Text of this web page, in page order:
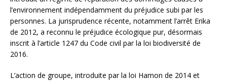
l’environnement indépendamment du préjudice subi par les
personnes. La jurisprudence récente, notamment l’arrêt Erika
de 2012, a reconnu le préjudice écologique pur, désormais
inscrit à l’article 1247 du Code civil par la loi biodiversité de
2016.
L’action de groupe, introduite par la loi Hamon de 2014 et